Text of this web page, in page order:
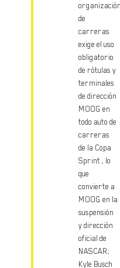
organización
de
carreras
exige el uso
obligatorio
de rótulas y
terminales
de dirección
MOOG en
todo auto de
carreras
de la Copa
Sprint , lo
que
convierte a
MOOG en la
suspensión
y dirección
oficial de
NASCAR;
Kyle Busch